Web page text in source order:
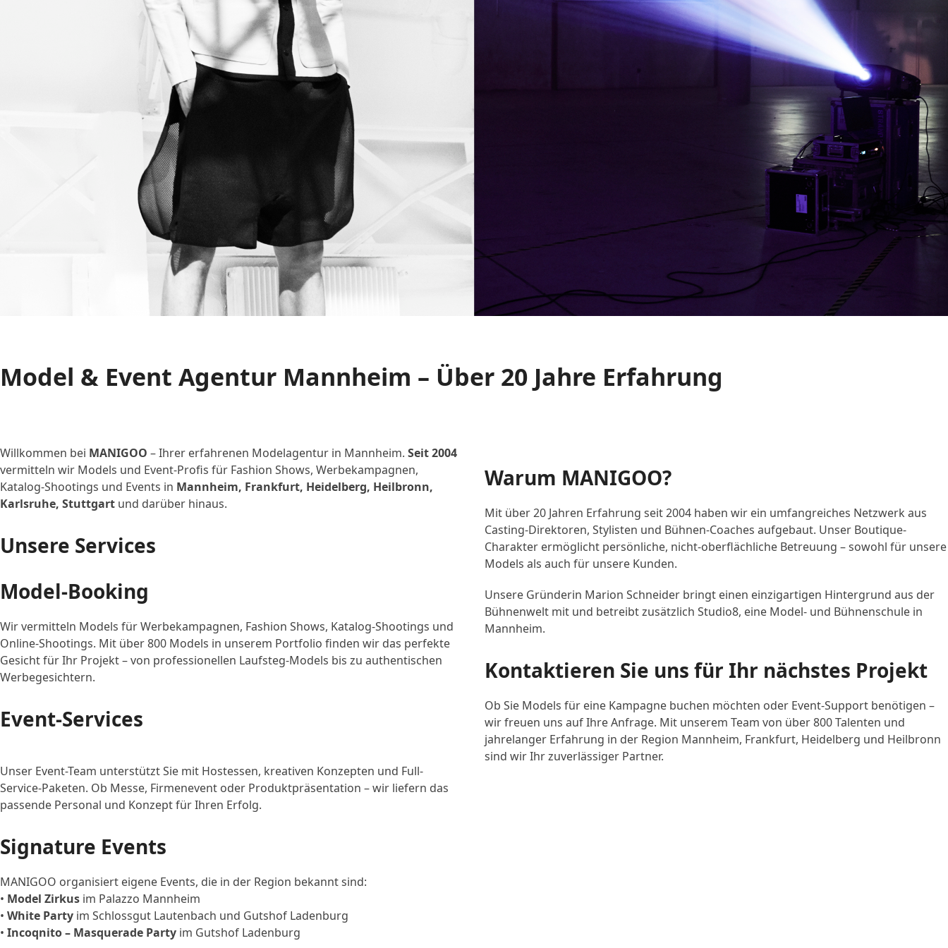
Model & Event Agentur Mannheim – Über 20 Jahre Erfahrung
Willkommen bei MANIGOO – Ihrer erfahrenen Modelagentur in Mannheim. Seit 2004
vermitteln wir Models und Event-Profis für Fashion Shows, Werbekampagnen,
Katalog-Shootings und Events in Mannheim, Frankfurt, Heidelberg, Heilbronn,
Karlsruhe, Stuttgart und darüber hinaus.
Unsere Services
Model-Booking
Wir vermitteln Models für Werbekampagnen, Fashion Shows, Katalog-Shootings und
Online-Shootings. Mit über 800 Models in unserem Portfolio finden wir das perfekte
Gesicht für Ihr Projekt – von professionellen Laufsteg-Models bis zu authentischen
Werbegesichtern.
Event-Services
Unser Event-Team unterstützt Sie mit Hostessen, kreativen Konzepten und Full-
Service-Paketen. Ob Messe, Firmenevent oder Produktpräsentation – wir liefern das
passende Personal und Konzept für Ihren Erfolg.
Signature Events
MANIGOO organisiert eigene Events, die in der Region bekannt sind:
• Model Zirkus im Palazzo Mannheim
• White Party im Schlossgut Lautenbach und Gutshof Ladenburg
• Incoqnito – Masquerade Party im Gutshof Ladenburg
Warum MANIGOO?
Mit über 20 Jahren Erfahrung seit 2004 haben wir ein umfangreiches Netzwerk aus
Casting-Direktoren, Stylisten und Bühnen-Coaches aufgebaut. Unser Boutique-
Charakter ermöglicht persönliche, nicht-oberflächliche Betreuung – sowohl für unsere
Models als auch für unsere Kunden.
Unsere Gründerin Marion Schneider bringt einen einzigartigen Hintergrund aus der
Bühnenwelt mit und betreibt zusätzlich Studio8, eine Model- und Bühnenschule in
Mannheim.
Kontaktieren Sie uns für Ihr nächstes Projekt
Ob Sie Models für eine Kampagne buchen möchten oder Event-Support benötigen –
wir freuen uns auf Ihre Anfrage. Mit unserem Team von über 800 Talenten und
jahrelanger Erfahrung in der Region Mannheim, Frankfurt, Heidelberg und Heilbronn
sind wir Ihr zuverlässiger Partner.